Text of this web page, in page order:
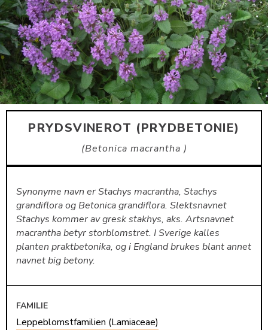
ARTIKLER
OM PLANTEPORTALEN
KONTAKT
PRYDSVINEROT (PRYDBETONIE)
Betonica macrantha
Synonyme navn er Stachys macrantha, Stachys
grandiflora og Betonica grandiflora. Slektsnavnet
Stachys kommer av gresk stakhys, aks. Artsnavnet
macrantha betyr storblomstret. I Sverige kalles
planten praktbetonika, og i England brukes blant annet
navnet big betony.
FAMILIE
Leppeblomstfamilien (Lamiaceae)